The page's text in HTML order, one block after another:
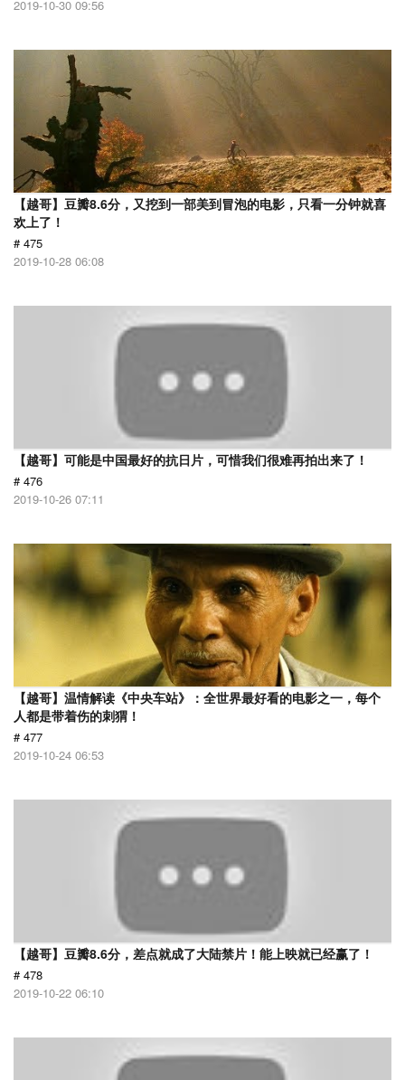
2019-10-30 09:56
【越哥】豆瓣8.6分，又挖到一部美到冒泡的电影，只看一分钟就喜
欢上了！
# 475
2019-10-28 06:08
【越哥】可能是中国最好的抗日片，可惜我们很难再拍出来了！
# 476
2019-10-26 07:11
【越哥】温情解读《中央车站》：全世界最好看的电影之一，每个
人都是带着伤的刺猬！
# 477
2019-10-24 06:53
【越哥】豆瓣8.6分，差点就成了大陆禁片！能上映就已经赢了！
# 478
2019-10-22 06:10